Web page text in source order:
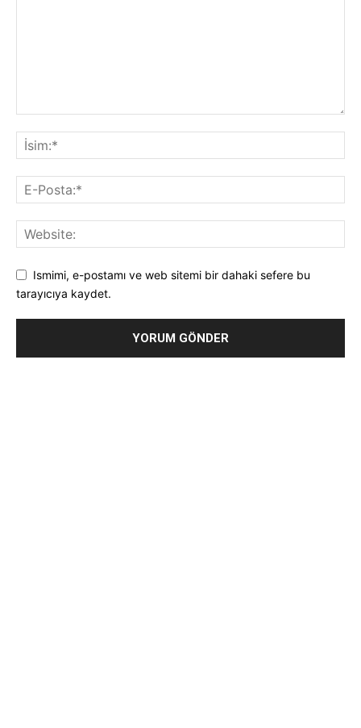
Ismimi, e-postamı ve web sitemi bir dahaki sefere bu
tarayıcıya kaydet.